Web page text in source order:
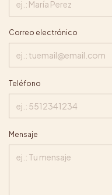
Correo electrónico
Teléfono
Mensaje